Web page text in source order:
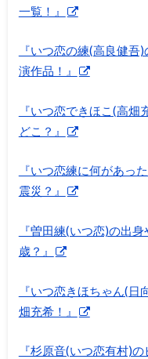
一覧！』
『いつ恋の練(高良健
演作品！』
『いつ恋できほこ(高
どこ？』
『いつ恋練に何があっ
震災？』
『曽田練(いつ恋)の出
歳？』
『いつ恋きほちゃん(
畑充希！』
『杉原音(いつ恋有村)